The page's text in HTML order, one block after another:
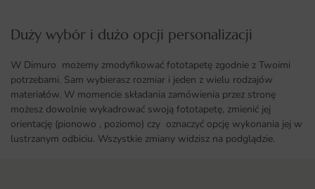
Duży wybór i dużo opcji personalizacji ​
W Dimuro możemy zmodyfikować fototapetę zgodnie z Twoimi
potrzebami. Sam wybierasz rozmiar i jeden z wielu rodzajów
materiałów. W momencie składania zamówienia przez stronę
możesz dowolnie wykadrować swoją fototapetę, zmienić jej
orientację (pionowo , poziomo) czy oznaczyć opcję wykonania jej w
lustrzanym odbiciu. Wszystkie zmiany widzisz na podglądzie.